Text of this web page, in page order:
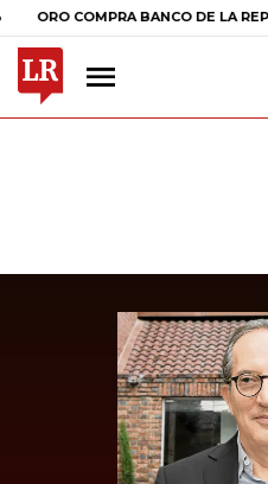
COMPRA BANCO DE LA REPÚBLICA